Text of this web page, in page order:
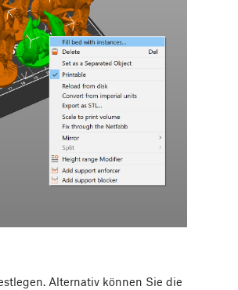
Alternativ können Sie die